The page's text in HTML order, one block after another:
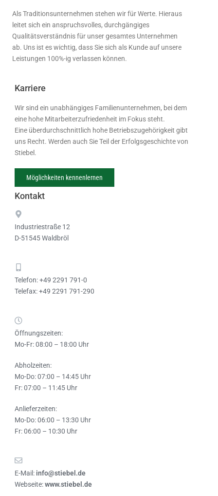
Als Traditionsunternehmen stehen wir für Werte. Hieraus
leitet sich ein anspruchsvolles, durchgängiges
Qualitätsverständnis für unser gesamtes Unternehmen
ab. Uns ist es wichtig, dass Sie sich als Kunde auf unsere
Leistungen 100%-ig verlassen können.
Karriere
Wir sind ein unabhängiges Familienunternehmen, bei dem
eine hohe Mitarbeiterzufriedenheit im Fokus steht.
Eine überdurchschnittlich hohe Betriebszugehörigkeit gibt
uns Recht. Werden auch Sie Teil der Erfolgsgeschichte von
Stiebel.
Möglichkeiten kennenlernen
Kontakt
Industriestraße 12
D-51545 Waldbröl
Telefon: +49 2291 791-0
Telefax: +49 2291 791-290
Öffnungszeiten:
Mo-Fr: 08:00 – 18:00 Uhr
Abholzeiten:
Mo-Do: 07:00 – 14:45 Uhr
Fr: 07:00 – 11:45 Uhr
Anlieferzeiten:
Mo-Do: 06:00 – 13:30 Uhr
Fr: 06:00 – 10:30 Uhr
E-Mail: info@stiebel.de
Webseite:www.stiebel.de